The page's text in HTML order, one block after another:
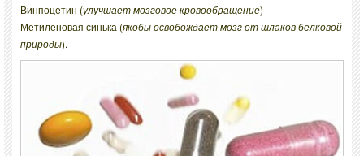
Винпоцетин (улучшает мозговое кровообращение)
Метиленовая синька (якобы освобождает мозг от шлаков белковой
природы).